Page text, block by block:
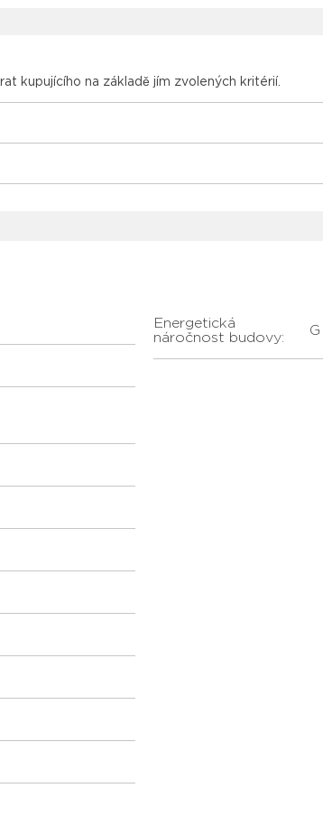
kupujícího na základě jím zvolených kritérií.
Energetická
náročnost budovy:
G